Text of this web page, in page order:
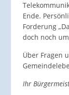
Ende.
Forderung
doch noch
Über Fragen
Ihr